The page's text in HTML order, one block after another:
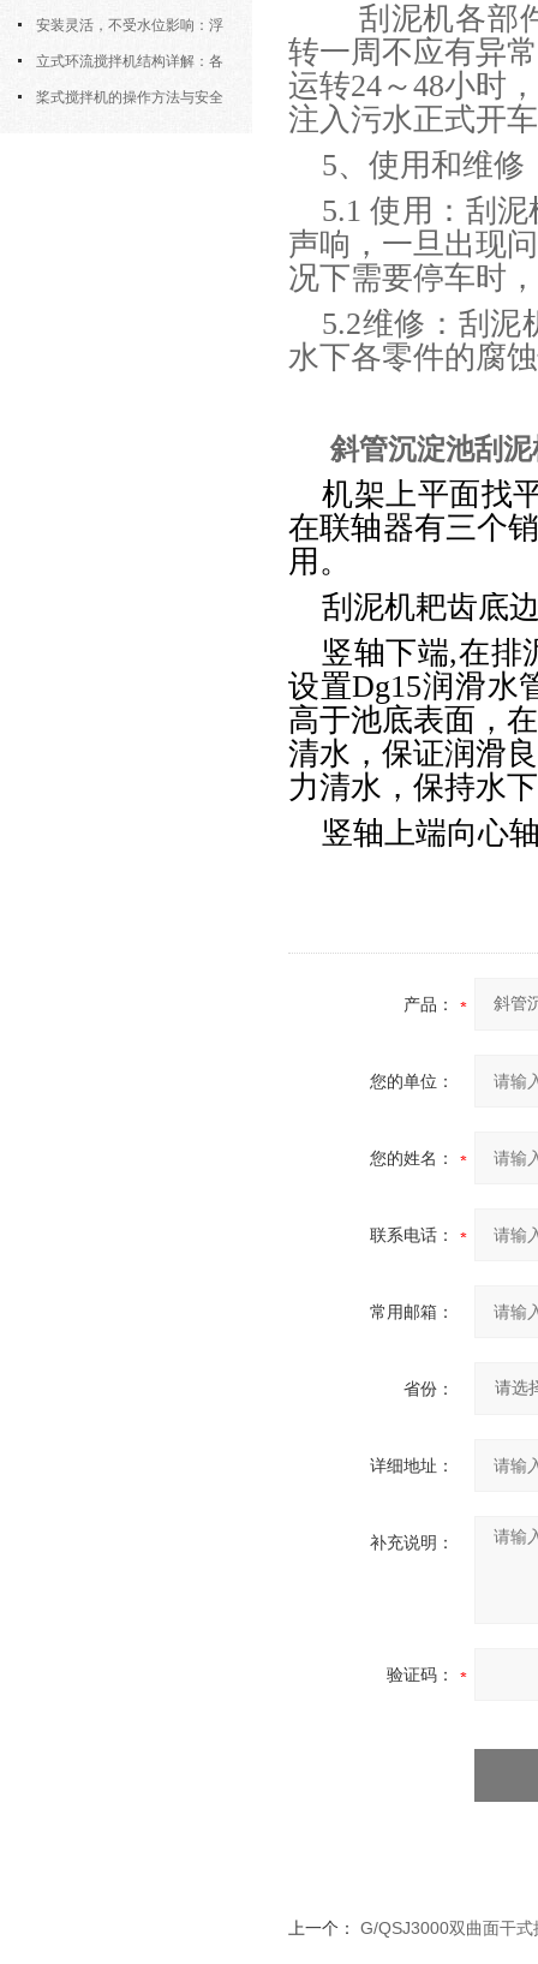
污机的土建配合要求与水平度校准
安装灵活，不受水位影响：浮
筒式曝气机的结构优势与适用场景
立式环流搅拌机结构详解：各
部件的功能与协同
桨式搅拌机的操作方法与安全
刮泥机各部
转一周不应有异
运转24～48小时
注入污水正式开
5、使用和维修
5.1 使用：刮
声响，一旦出现
况下需要停车时
5.2维修：刮泥
水下各零件的腐
斜管沉淀池刮泥
机架上平面找
在联轴器有三个
用。
刮泥机耙齿底
竖轴下端,在排
设置Dg15润滑水
高于池底表面，
清水，保证润滑
力清水，保持水
竖轴上端向心
产品：
您的单位：
您的姓名：
联系电话：
常用邮箱：
省份：
详细地址：
补充说明：
验证码：
上一个： G/QSJ3000双曲面干式